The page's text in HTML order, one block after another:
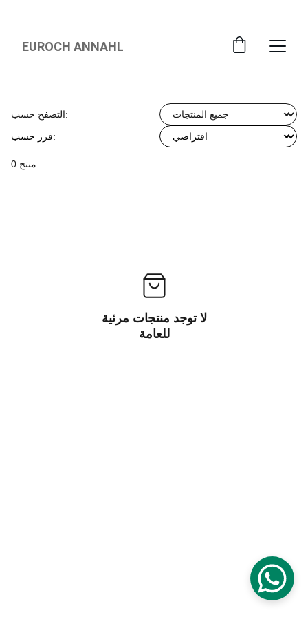
EUROCH ANNAHL
التصفح حسب:
فرز حسب:
0 منتج
لا توجد منتجات مرئية
للعامة